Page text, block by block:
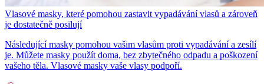
Vlasové masky, které pomohou zastavit vypadávání vlasů a zároveň
je dostatečně posilují
Následující masky pomohou vašim vlasům proti vypadávání a zesílí
je. Můžete masky použít doma, bez zbytečného odpadu a poškození
vašeho těla. Vlasové masky vaše vlasy podpoří.